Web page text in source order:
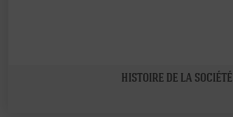
HISTOIRE DE LA SOCIÉTÉ